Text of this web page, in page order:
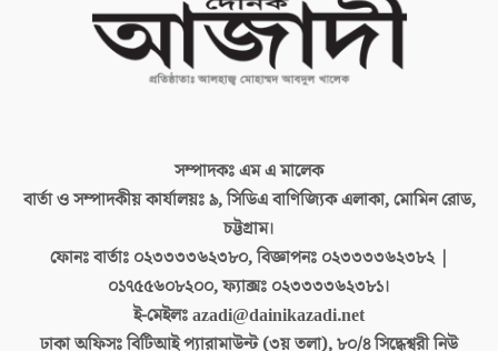
সম্পাদকঃএম এ মালেক
বার্তা ও সম্পাদকীয় কার্যালয়ঃ৯, সিডিএ বাণিজ্যিক এলাকা, মোমিন রোড,
চট্টগ্রাম।
ফোনঃ বার্তাঃ ০২৩৩৩৩৬২৩৮০, বিজ্ঞাপনঃ ০২৩৩৩৩৬২৩৮২ |
০১৭৫৫৬০৮২০০, ফ্যাক্সঃ ০২৩৩৩৩৬২৩৮১।
ই-মেইলঃazadi@dainikazadi.net
ঢাকা অফিসঃবিটিআই প্যারামাউন্ট (৩য় তলা), ৮০/৪ সিদ্ধেশ্বরী নিউ